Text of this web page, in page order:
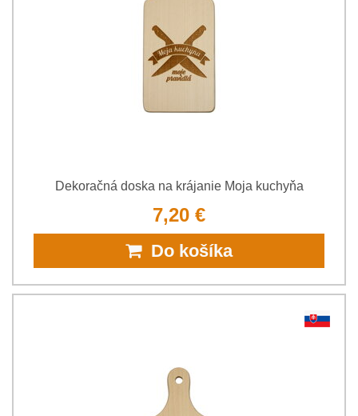
Dekoračná doska na krájanie Moja kuchyňa
7,20 €
Do košíka